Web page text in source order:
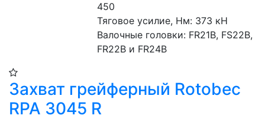
450
Тяговое усилие, Нм: 373 кН
Валочные головки: FR21B, FS22B,
FR22B и FR24B
Захват грейферный Rotobec
RPA 3045 R